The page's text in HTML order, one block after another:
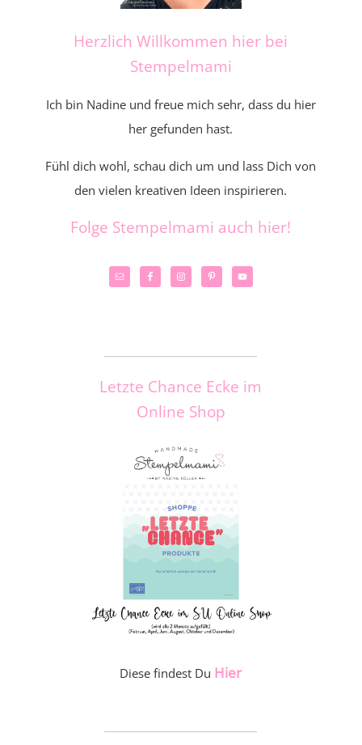
Herzlich Willkommen hier bei
Stempelmami
Ich bin Nadine und freue mich sehr, dass du hier
her gefunden hast.
Fühl dich wohl, schau dich um und lass Dich von
den vielen kreativen Ideen inspirieren.
Folge Stempelmami auch hier!
Letzte Chance Ecke im
Online Shop
Diese findest Du Hier